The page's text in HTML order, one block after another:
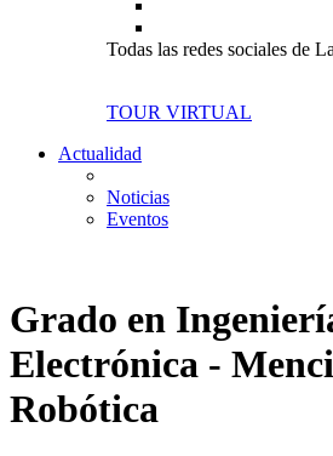
Todas las redes sociales de
TOUR VIRTUAL
Actualidad
Noticias
Eventos
Grado en
Electrónica -
Robótica